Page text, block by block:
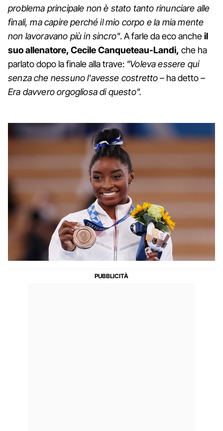
problema principale non è stato tanto rinunciare alle
finali, ma capire perché il mio corpo e la mia mente
non lavoravano più in sincro". A farle da eco ancheil
suo allenatore, Cecile Canqueteau-Landi, che ha
parlato dopo la finale alla trave: "Voleva essere qui
senza che nessuno l'avesse costretto– ha detto –
Era davvero orgogliosa di questo".